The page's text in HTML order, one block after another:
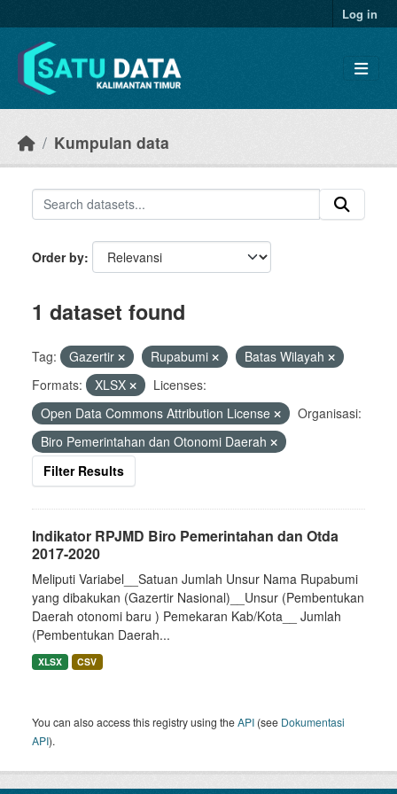
Log in
Kumpulan data
Order by
1 dataset found
Tag: Gazertir Rupabumi
Batas Wilayah
Formats:
XLSX
Licenses:
Open Data Commons Attribution License
Organisasi:
Biro Pemerintahan dan Otonomi Daerah
Filter Results
Indikator RPJMD Biro Pemerintahan dan Otda
2017-2020
Meliputi Variabel__Satuan Jumlah Unsur Nama Rupabumi
yang dibakukan (Gazertir Nasional)__Unsur (Pembentukan
Daerah otonomi baru ) Pemekaran Kab/Kota__ Jumlah
(Pembentukan Daerah...
XLSX CSV
You can also access this registry using theAPI (see Dokumentasi
API).